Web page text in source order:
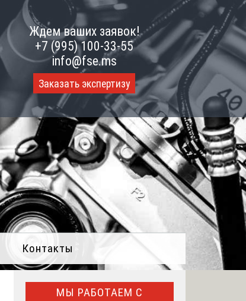
Ждем ваших заявок!
+7 (995) 100-33-55
info@fse.ms
Заказать экспертизу
Контакты
МЫ РАБОТАЕМ С